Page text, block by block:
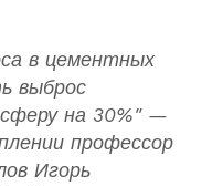
в цементных
выброс
на 30%" —
профессор
Игорь